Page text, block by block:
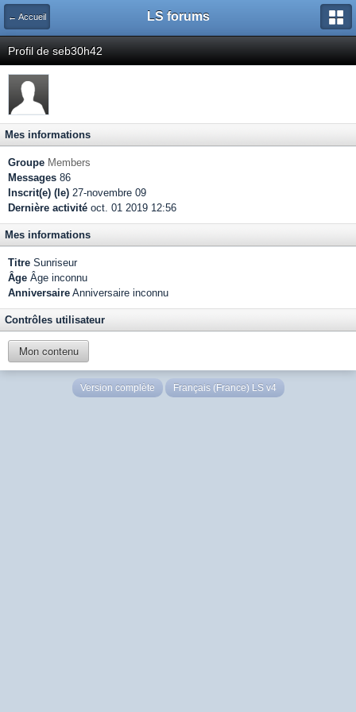
← Accueil LS forums
Profil de seb30h42
Mes informations
Groupe Members
Messages 86
Inscrit(e) (le) 27-novembre 09
Dernière activité oct. 01 2019 12:56
Mes informations
Titre Sunriseur
Âge Âge inconnu
Anniversaire Anniversaire inconnu
Contrôles utilisateur
Mon contenu
Version complète Français (France) LS v4